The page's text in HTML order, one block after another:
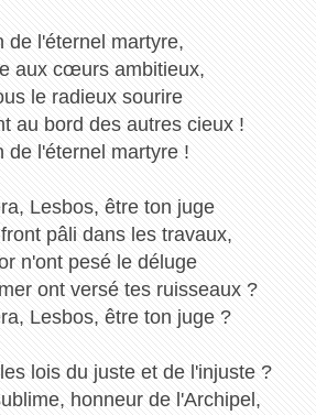
de l'éternel martyre,
aux cœurs ambitieux,
le radieux sourire
au bord des autres cieux !
de l'éternel martyre !
Lesbos, être ton juge
pâli dans les travaux,
n'ont pesé le déluge
ont versé tes ruisseaux ?
Lesbos, être ton juge ?
lois du juste et de l'injuste ?
honneur de l'Archipel,